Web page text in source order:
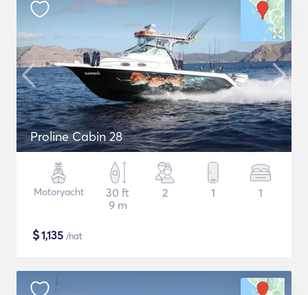
Proline Cabin 28
Motoryacht
30 ft
9 m
2 1 1
$1,135 /nat